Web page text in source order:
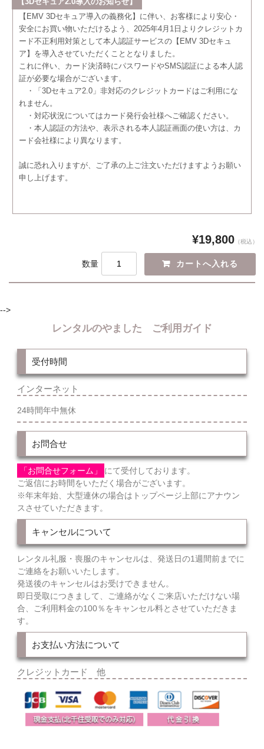
【EMV 3Dセキュア導入の義務化】に伴い、お客様により安心・
安全にお買い物いただけるよう、2025年4月1日よりクレジットカ
ード不正利用対策として本人認証サービスの【EMV 3Dセキュ
ア】を導入させていただくこととなりました。
これに伴い、カード決済時にパスワードやSMS認証による本人認
証が必要な場合がございます。
・「3Dセキュア2.0」非対応のクレジットカードはご利用にな
れません。
・対応状況についてはカード発行会社様へご確認ください。
・本人認証の方法や、表示される本人認証画面の使い方は、カ
ード会社様により異なります。
誠に恐れ入りますが、ご了承の上ご注文いただけますようお願い
申し上げます。
¥19,800 （税込）
数量
-->
レンタルのやました ご利用ガイド
受付時間
インターネット
24時間年中無休
お問合せ
「お問合せフォーム」
にて受付しております。
ご返信にお時間をいただく場合がございます。
※年末年始、大型連休の場合はトップページ上部にアナウン
スさせていただきます。
キャンセルについて
レンタル礼服・喪服のキャンセルは、発送日の1週間前までに
ご連絡をお願いいたします。
発送後のキャンセルはお受けできません。
即日受取につきまして、ご連絡がなくご来店いただけない場
合、ご利用料金の100％をキャンセル料とさせていただきま
す。
お支払い方法について
クレジットカード 他